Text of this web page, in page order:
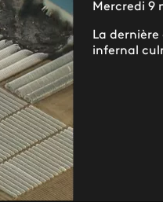
Mercredi 9
La
infernal